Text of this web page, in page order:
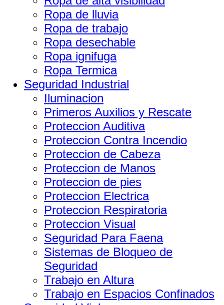
Ropa de lluvia
Ropa de trabajo
Ropa desechable
Ropa ignifuga
Ropa Termica
Seguridad Industrial
Iluminacion
Primeros Auxilios y Rescate
Proteccion Auditiva
Proteccion Contra Incendio
Proteccion de Cabeza
Proteccion de Manos
Proteccion de pies
Proteccion Electrica
Proteccion Respiratoria
Proteccion Visual
Seguridad Para Faena
Sistemas de Bloqueo de
Seguridad
Trabajo en Altura
Trabajo en Espacios Confinados